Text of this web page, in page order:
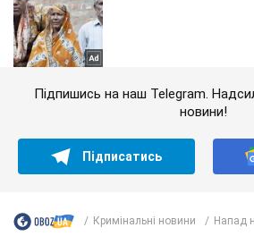
Підпишись на наш Telegram.
новини!
Підписатись
Кримінальні новини Напад